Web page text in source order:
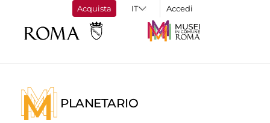
Acquista Accedi
PLANETARIO